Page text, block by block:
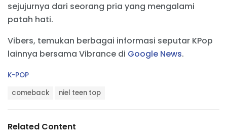
sejujurnya dari seorang pria yang mengalami
patah hati.
Vibers, temukan berbagai informasi seputar KPop
lainnya bersama Vibrance di Google News.
C
r
K-POP
:
comeback niel teen top
Related Content